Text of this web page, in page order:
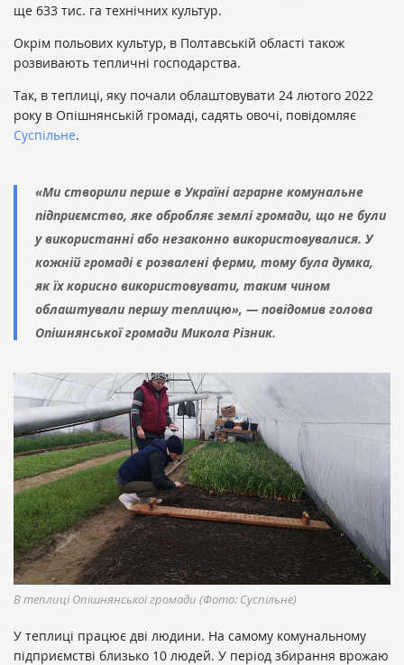
ще 633 тис. га технічних культур.
Окрім польових культур, в Полтавській області також
розвивають тепличні господарства.
Так, в теплиці, яку почали облаштовувати 24 лютого 2022
року в Опішнянській громаді, садять овочі, повідомляє
Суспільне.
«Ми створили перше в Україні аграрне комунальне
підприємство, яке обробляє землі громади, що не були
у використанні або незаконно використовувалися. У
кожній громаді є розвалені ферми, тому була думка,
як їх корисно використовувати, таким чином
облаштували першу теплицю», — повідомив голова
Опішнянської громади Микола Різник.
В теплиці Опішнянської громади (Фото: Суспільне)
У теплиці працює дві людини. На самому комунальному
підприємстві близько 10 людей. У період збирання врожаю